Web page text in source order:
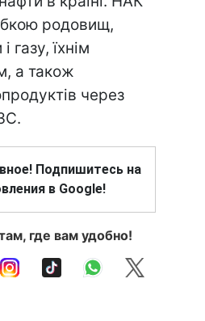
родовищ,
газу, їхнім
а також
через
Подпишитесь на
в Google!
где вам удобно!